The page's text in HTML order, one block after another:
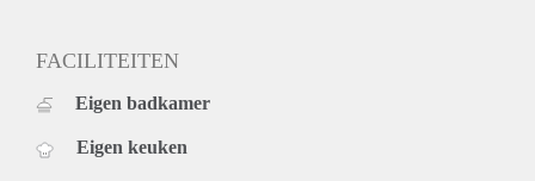
FACILITEITEN
Eigen badkamer
Eigen keuken